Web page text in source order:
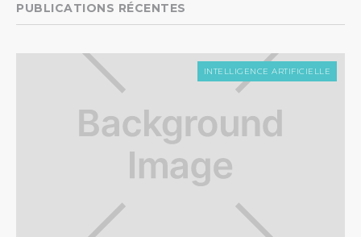
PUBLICATIONS RÉCENTES
INTELLIGENCE ARTIFICIELLE